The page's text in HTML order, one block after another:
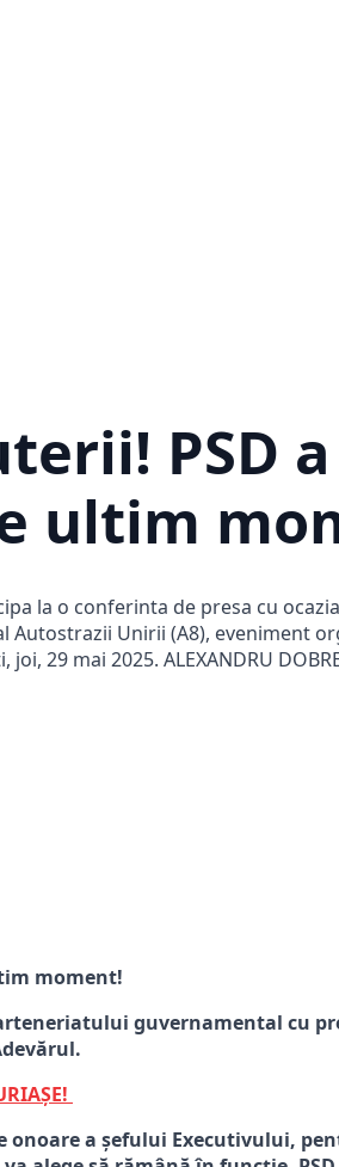
PSD a
ultim
la o conferinta de presa cu
Unirii (A8), eveniment
29 mai 2025. ALEXANDRU DOBRE
moment!
guvernamental cu
a șefului Executivului,